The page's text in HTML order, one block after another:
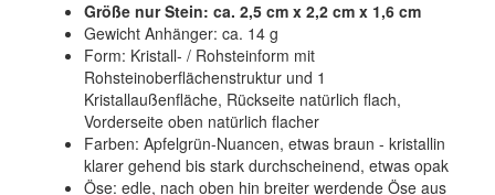
Größe nur Stein: ca. 2,5 cm x 2,2 cm x 1,6 cm
Gewicht Anhänger: ca. 14 g
Form: Kristall- / Rohsteinform mit
Rohsteinoberflächenstruktur und 1
Kristallaußenfläche, Rückseite natürlich flach,
Vorderseite oben natürlich flacher
Farben: Apfelgrün-Nuancen, etwas braun - kristallin
klarer gehend bis stark durchscheinend, etwas opak
Öse: edle, nach oben hin breiter werdende Öse aus